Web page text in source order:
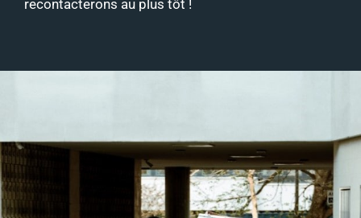
recontacterons au plus tôt !